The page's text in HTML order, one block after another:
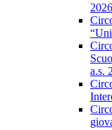
2026
a.s.